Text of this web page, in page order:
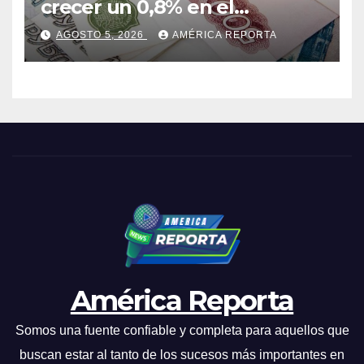
crecer un 0,8% en el
segundo trimestre
AGOSTO 5, 2026 AMÉRICA REPORTA
América Reporta
Somos una fuente confiable y completa para aquellos que
buscan estar al tanto de los sucesos más importantes en